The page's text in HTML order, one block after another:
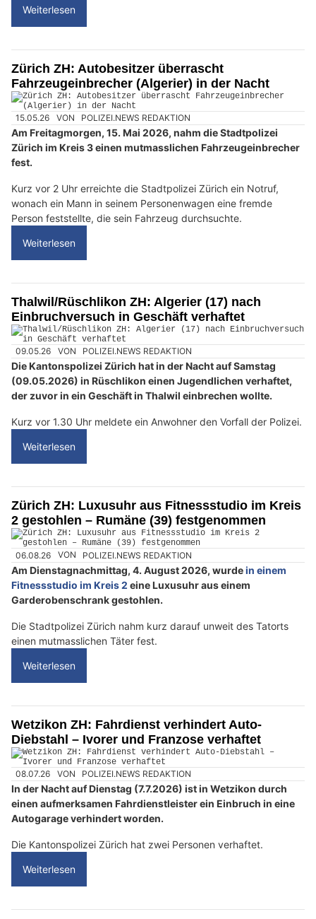
Weiterlesen
Zürich ZH: Autobesitzer überrascht
Fahrzeugeinbrecher (Algerier) in der Nacht
15.05.26 VON POLIZEI.NEWS REDAKTION
Am Freitagmorgen, 15. Mai 2026, nahm die Stadtpolizei
Zürich im Kreis 3 einen mutmasslichen Fahrzeugeinbrecher
fest.
Kurz vor 2 Uhr erreichte die Stadtpolizei Zürich ein Notruf,
wonach ein Mann in seinem Personenwagen eine fremde
Person feststellte, die sein Fahrzeug durchsuchte.
Weiterlesen
Thalwil/Rüschlikon ZH: Algerier (17) nach
Einbruchversuch in Geschäft verhaftet
09.05.26 VON POLIZEI.NEWS REDAKTION
Die Kantonspolizei Zürich hat in der Nacht auf Samstag
(09.05.2026) in Rüschlikon einen Jugendlichen verhaftet,
der zuvor in ein Geschäft in Thalwil einbrechen wollte.
Kurz vor 1.30 Uhr meldete ein Anwohner den Vorfall der Polizei.
Weiterlesen
Zürich ZH: Luxusuhr aus Fitnessstudio im Kreis
2 gestohlen – Rumäne (39) festgenommen
06.08.26 VON POLIZEI.NEWS REDAKTION
Am Dienstagnachmittag, 4. August 2026, wurdein einem
Fitnessstudio im Kreis 2 eine Luxusuhr aus einem
Garderobenschrank gestohlen.
Die Stadtpolizei Zürich nahm kurz darauf unweit des Tatorts
einen mutmasslichen Täter fest.
Weiterlesen
Wetzikon ZH: Fahrdienst verhindert Auto-
Diebstahl – Ivorer und Franzose verhaftet
08.07.26 VON POLIZEI.NEWS REDAKTION
In der Nacht auf Dienstag (7.7.2026) ist in Wetzikon durch
einen aufmerksamen Fahrdienstleister ein Einbruch in eine
Autogarage verhindert worden.
Die Kantonspolizei Zürich hat zwei Personen verhaftet.
Weiterlesen